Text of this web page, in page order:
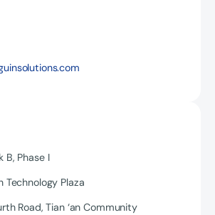
B, Phase I
Technology Plaza
Road, Tian ‘an Community